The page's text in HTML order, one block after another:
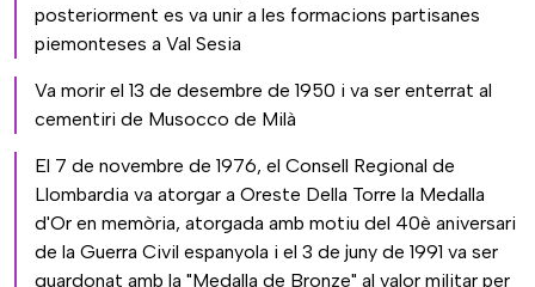
posteriorment es va unir a les formacions partisanes
piemonteses a Val Sesia
Va morir el 13 de desembre de 1950 i va ser enterrat al
cementiri de Musocco de Milà
El 7 de novembre de 1976, el Consell Regional de
Llombardia va atorgar a Oreste Della Torre la Medalla
d'Or en memòria, atorgada amb motiu del 40è aniversari
de la Guerra Civil espanyola i el 3 de juny de 1991 va ser
guardonat amb la "Medalla de Bronze" al valor militar per